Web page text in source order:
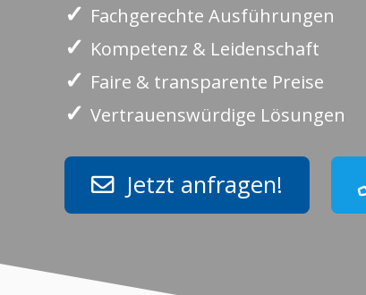
✓ Fachgerechte Ausführungen
✓ Kompetenz & Leidenschaft
✓ Faire & transparente Preise
✓ Vertrauenswürdige Lösungen
Jetzt anfragen!